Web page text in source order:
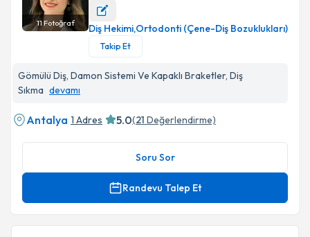
Uzm. Dr. Dt. Seval Yenigün Karabulut Profil Fotoğrafı
11Fotoğraf Diş Hekimi,Ortodonti (Çene-Diş Bozuklukları)
Takip Et
Gömülü Diş, Damon Sistemi Ve Kapaklı Braketler, Diş
Sıkma devamı
Antalya 1 Adres 5.0(21 Değerlendirme)
Soru Sor
Randevu Talep Et